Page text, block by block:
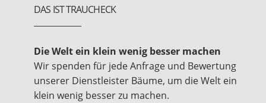
DAS IST TRAUCHECK
Die Welt ein klein wenig besser machen
Wir spenden für jede Anfrage und Bewertung
unserer Dienstleister Bäume, um die Welt ein
klein wenig besser zu machen.